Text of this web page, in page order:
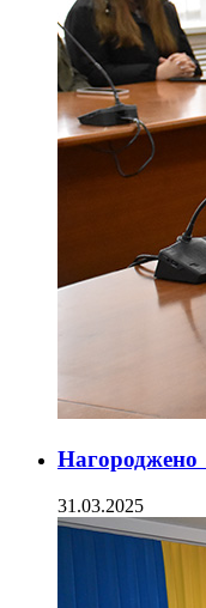
Нагороджено
31.03.2025